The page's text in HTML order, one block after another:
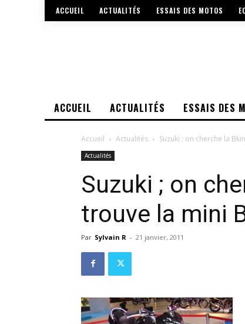
ACCUEIL ACTUALITÉS ESSAIS DES MOTOS
ACCUEIL ACTUALITÉS ESSAIS DES
Accueil Actualités Suzuki ; on cherche la
Actualités
Suzuki ; on
trouve la mini
Par Sylvain R - 21 janvier, 2011